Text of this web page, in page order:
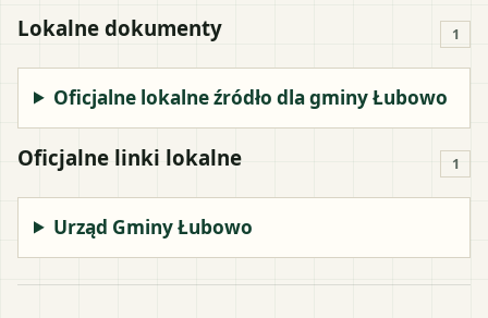
Lokalne dokumenty 1
Oficjalne lokalne źródło dla gminy Łubowo
Oficjalne linki lokalne 1
Urząd Gminy Łubowo